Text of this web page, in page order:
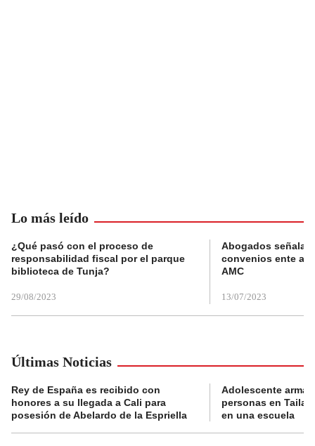
Lo más leído
¿Qué pasó con el proceso de
responsabilidad fiscal por el parque
biblioteca de Tunja?
29/08/2023
Abogados
convenios ente
AMC
13/07/2023
Últimas Noticias
Rey de España es recibido con
honores a su llegada a Cali para
posesión de Abelardo de la Espriella
Adolescente
personas en
en una escuela